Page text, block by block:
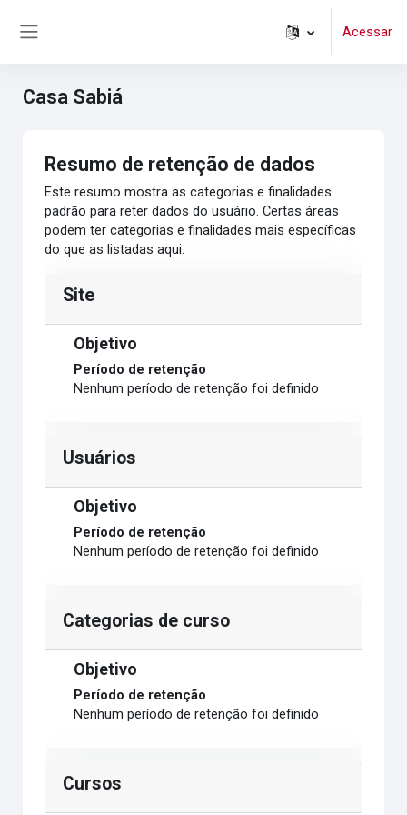
Acessar
Casa Sabiá
Resumo de retenção de dados
Este resumo mostra as categorias e finalidades
padrão para reter dados do usuário. Certas áreas
podem ter categorias e finalidades mais específicas
do que as listadas aqui.
Site
Objetivo
Período de retenção
Nenhum período de retenção foi definido
Usuários
Objetivo
Período de retenção
Nenhum período de retenção foi definido
Categorias de curso
Objetivo
Período de retenção
Nenhum período de retenção foi definido
Cursos